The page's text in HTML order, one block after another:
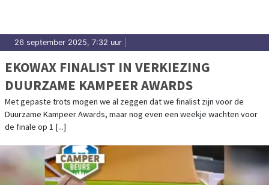
26 september 2025, 7:32 uur
EKOWAX FINALIST IN VERKIEZING
DUURZAME KAMPEER AWARDS
Met gepaste trots mogen we al zeggen dat we finalist zijn voor de
Duurzame Kampeer Awards, maar nog even een weekje wachten voor
de finale op 1 [...]